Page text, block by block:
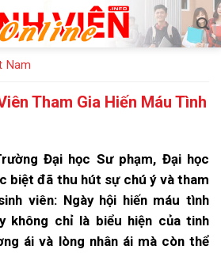
Nam
Tham Gia Hiến Máu Tình
Đại học Sư phạm, Đại học
biệt đã thu hút sự chú ý và tham
viên: Ngày hội hiến máu tình
không chỉ là biểu hiện của tinh
ái và lòng nhân ái mà còn thể